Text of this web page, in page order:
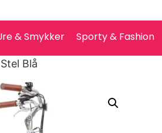
& Smykker Sporty & Fashion
Blå